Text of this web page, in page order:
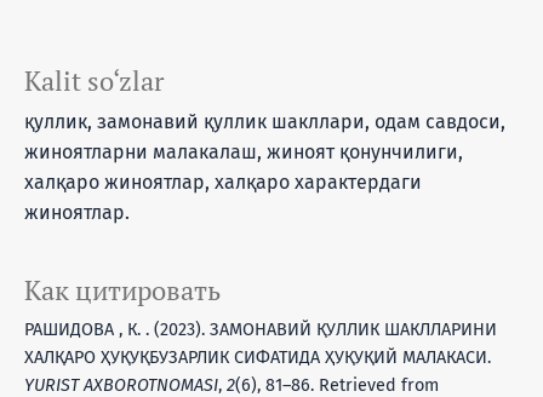
Kalit so‘zlar
қуллик, замонавий қуллик шакллари, одам савдоси,
жиноятларни малакалаш, жиноят қонунчилиги,
халқаро жиноятлар, халқаро характердаги
жиноятлар.
Как цитировать
РАШИДОВА , К. . (2023). ЗАМОНАВИЙ ҚУЛЛИК ШАКЛЛАРИНИ
ХАЛҚАРО ҲУҚУҚБУЗАРЛИК СИФАТИДА ҲУҚУҚИЙ МАЛАКАСИ.
YURIST AXBOROTNOMASI, 2(6), 81–86. Retrieved from